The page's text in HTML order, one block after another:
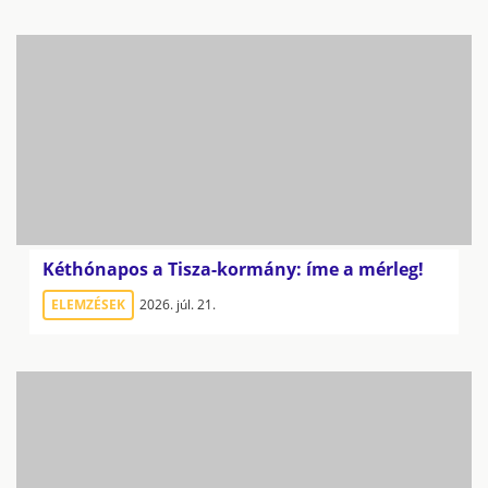
Kéthónapos a Tisza-kormány: íme a mérleg!
ELEMZÉSEK 2026. júl. 21.